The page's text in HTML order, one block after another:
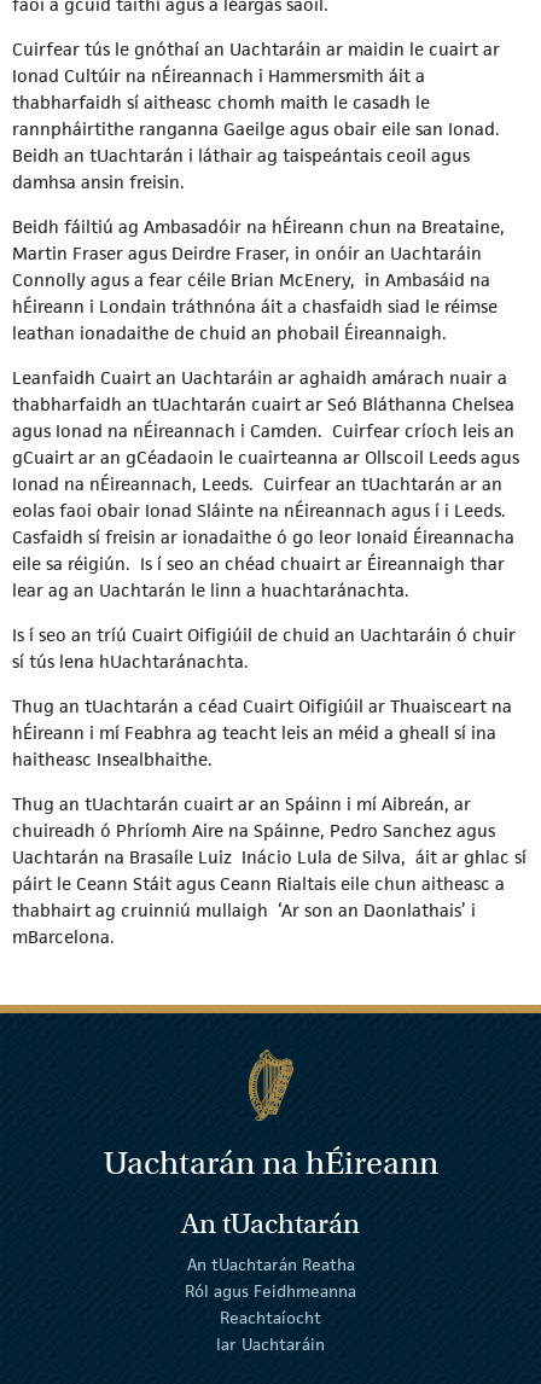
Cuirfear tús le gnóthaí an Uachtaráin ar maidin le cuairt ar
Ionad Cultúir na nÉireannach i Hammersmith áit a
thabharfaidh sí aitheasc chomh maith le casadh le
rannpháirtithe ranganna Gaeilge agus obair eile san Ionad.
Beidh an tUachtarán i láthair ag taispeántais ceoil agus
damhsa ansin freisin.
Beidh fáiltiú ag Ambasadóir na hÉireann chun na Breataine,
Martin Fraser agus Deirdre Fraser, in onóir an Uachtaráin
Connolly agus a fear céile Brian McEnery, in Ambasáid na
hÉireann i Londain tráthnóna áit a chasfaidh siad le réimse
leathan ionadaithe de chuid an phobail Éireannaigh.
Leanfaidh Cuairt an Uachtaráin ar aghaidh amárach nuair a
thabharfaidh an tUachtarán cuairt ar Seó Bláthanna Chelsea
agus Ionad na nÉireannach i Camden. Cuirfear críoch leis an
gCuairt ar an gCéadaoin le cuairteanna ar Ollscoil Leeds agus
Ionad na nÉireannach, Leeds. Cuirfear an tUachtarán ar an
eolas faoi obair Ionad Sláinte na nÉireannach agus í i Leeds.
Casfaidh sí freisin ar ionadaithe ó go leor Ionaid Éireannacha
eile sa réigiún. Is í seo an chéad chuairt ar Éireannaigh thar
lear ag an Uachtarán le linn a huachtaránachta.
Is í seo an tríú Cuairt Oifigiúil de chuid an Uachtaráin ó chuir
sí tús lena hUachtaránachta.
Thug an tUachtarán a céad Cuairt Oifigiúil ar Thuaisceart na
hÉireann i mí Feabhra ag teacht leis an méid a gheall sí ina
haitheasc Insealbhaithe.
Thug an tUachtarán cuairt ar an Spáinn i mí Aibreán, ar
chuireadh ó Phríomh Aire na Spáinne, Pedro Sanchez agus
Uachtarán na Brasaíle Luiz Inácio Lula de Silva, áit ar ghlac sí
páirt le Ceann Stáit agus Ceann Rialtais eile chun aitheasc a
thabhairt ag cruinniú mullaigh ‘Ar son an Daonlathais’ i
mBarcelona.
Uachtarán nahÉireann
An tUachtarán
An tUachtarán Reatha
Ról agus Feidhmeanna
Reachtaíocht
Iar Uachtaráin